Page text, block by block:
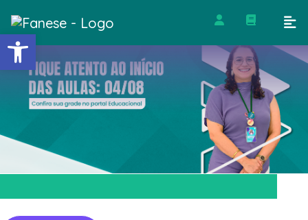
Barra de Ferramentas